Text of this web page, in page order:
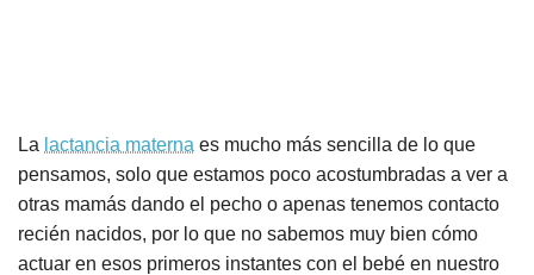
La lactancia materna es mucho más sencilla de lo que
pensamos, solo que estamos poco acostumbradas a ver a
otras mamás dando el pecho o apenas tenemos contacto
recién nacidos, por lo que no sabemos muy bien cómo
actuar en esos primeros instantes con el bebé en nuestro